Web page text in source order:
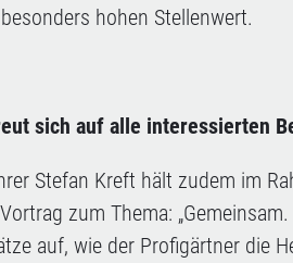
hohen Stellenwert.
sich auf alle interessierten
Stefan Kreft hält zudem im
zum Thema:
auf, wie der Profigärtner die